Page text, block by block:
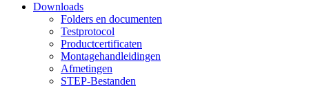
Downloads
Folders en documenten
Testprotocol
Productcertificaten
Montagehandleidingen
Afmetingen
STEP-Bestanden